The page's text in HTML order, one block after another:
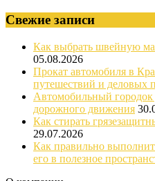
Свежие записи
Как выбрать швейную
05.08.2026
Прокат автомобиля в
путешествий и деловых
Автомобильный городок
дорожного движения
Как стирать
29.07.2026
Как правильно
его в полезное